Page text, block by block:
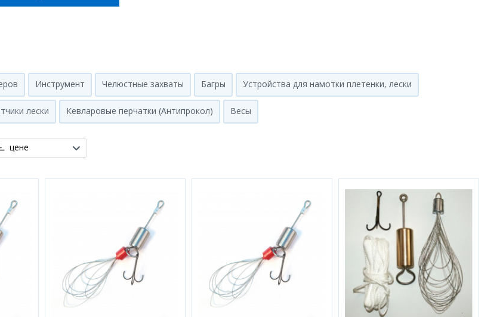
Инструмент Челюстные захваты Багры Устройства для намотки плетенки, лески
лески Кевларовые перчатки (Антипрокол) Весы
цене